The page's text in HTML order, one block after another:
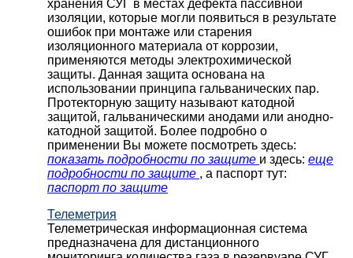
хранения СУГ в местах дефекта пассивной
изоляции, которые могли появиться в результате
ошибок при монтаже или старения
изоляционного материала от коррозии,
применяются методы электрохимической
защиты. Данная защита основана на
использовании принципа гальванических пар.
Протекторную защиту называют катодной
защитой, гальваническими анодами или анодно-
катодной защитой. Более подробно о
применении Вы можете посмотреть здесь:
показать подробности по защите и здесь: еще
подробности по защите , а паспорт тут:
паспорт по защите
Телеметрия
Телеметрическая информационная система
предназначена для дистанционного